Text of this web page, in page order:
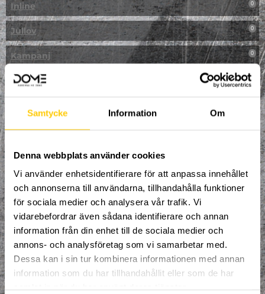
Samtycke Information Om
Denna webbplats använder cookies
Vi använder enhetsidentifierare för att anpassa innehållet
och annonserna till användarna, tillhandahålla funktioner
för sociala medier och analysera vår trafik. Vi
vidarebefordrar även sådana identifierare och annan
information från din enhet till de sociala medier och
annons- och analysföretag som vi samarbetar med.
Dessa kan i sin tur kombinera informationen med annan
information som du har tillhandahållit eller som de har
Inline 0
Jullov 0
Kampanj 0
Kickbike 0
Klättring
LAN
Multisport
Mässa
NPF-Träning
Parkour
Påsk på Dome